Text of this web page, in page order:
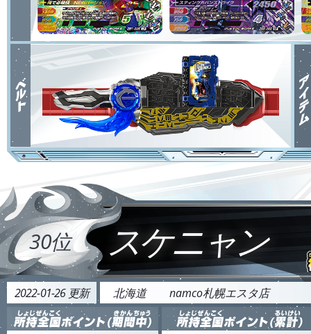
30位 スケニャン
2022-01-26 更新 北海道 namco札幌エスタ店